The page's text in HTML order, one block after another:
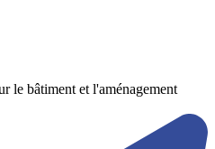
le bâtiment et l'aménagement